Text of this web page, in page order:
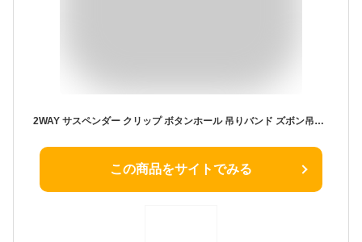
2WAY サスペンダー クリップ ボタンホール 吊りバンド ズボン吊り ビジネス フォーマル メンズ 紳士用 Y型 フリップ 織り生地 牛革付属 30mm幅 日本製
この商品をサイトでみる